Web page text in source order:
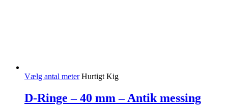
Vælg antal meter Hurtigt Kig
D-Ringe – 40 mm – Antik messing